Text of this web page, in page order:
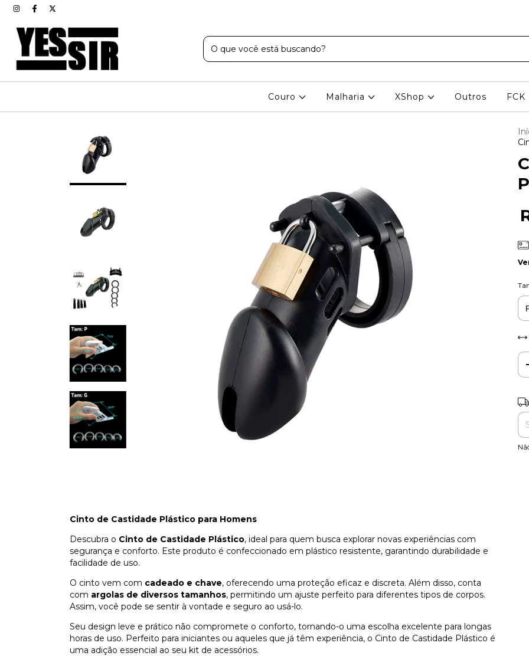
Couro Malharia XShop Outros FCK
Cinto de Castidade Plástico para Homens
Descubra o Cinto de Castidade Plástico, ideal para quem busca explorar novas experiências com
segurança e conforto. Este produto é confeccionado em plástico resistente, garantindo durabilidade e
facilidade de uso.
O cinto vem com cadeado e chave, oferecendo uma proteção eficaz e discreta. Além disso, conta
com argolas de diversos tamanhos, permitindo um ajuste perfeito para diferentes tipos de corpos.
Assim, você pode se sentir à vontade e seguro ao usá-lo.
Seu design leve e prático não compromete o conforto, tornando-o uma escolha excelente para longas
horas de uso. Perfeito para iniciantes ou aqueles que já têm experiência, o Cinto de Castidade Plástico é
uma adição essencial ao seu kit de acessórios.